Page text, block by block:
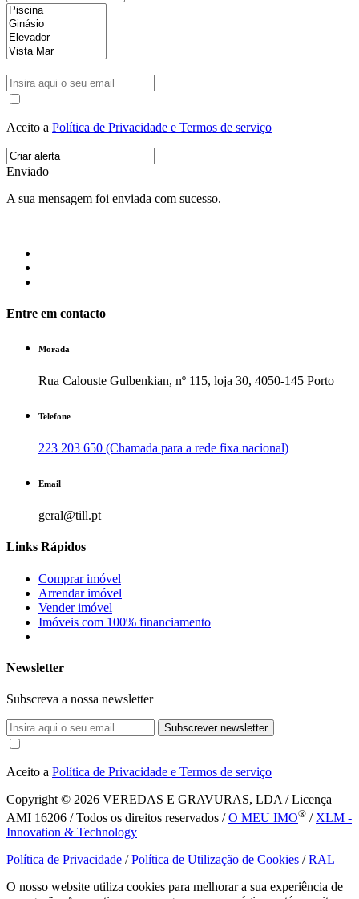
Aceito a Política de Privacidade e Termos de serviço
Enviado
A sua mensagem foi enviada com sucesso.
Entre em contacto
Morada
Rua Calouste Gulbenkian, nº 115, loja 30, 4050-145 Porto
Telefone
223 203 650 (Chamada para a rede fixa nacional)
Email
geral@till.pt
Links Rápidos
Comprar imóvel
Arrendar imóvel
Vender imóvel
Imóveis com 100% financiamento
Newsletter
Subscreva a nossa newsletter
Subscrever newsletter
Aceito a Política de Privacidade e Termos de serviço
Copyright © 2026 VEREDAS E GRAVURAS, LDA / Licença
AMI 16206 / Todos os direitos reservados /O MEU IMO® / XLM -
Innovation & Technology
Política de Privacidade /Política de Utilização de Cookies /RAL
O nosso website utiliza cookies para melhorar a sua experiência de